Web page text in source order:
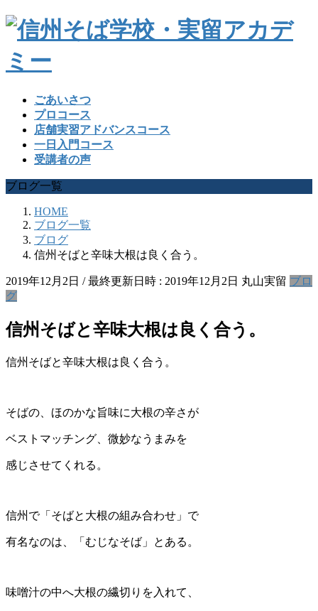
ごあいさつ
プロコース
店舗実習アドバンスコース
一日入門コース
受講者の声
ブログ一覧
HOME
ブログ一覧
ブログ
信州そばと辛味大根は良く合う。
2019年12月2日 / 最終更新日時 : 2019年12月2日 丸山実留 ブロ
グ
信州そばと辛味大根は良く合う。
信州そばと辛味大根は良く合う。
そばの、ほのかな旨味に大根の辛さが
ベストマッチング、微妙なうまみを
感じさせてくれる。
信州で「そばと大根の組み合わせ」で
有名なのは、「むじなそば」とある。
味噌汁の中へ大根の繊切りを入れて、